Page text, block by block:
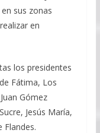
sus zonas
en
los presidentes
Fátima, Los
Gómez
Jesús María,
Flandes.